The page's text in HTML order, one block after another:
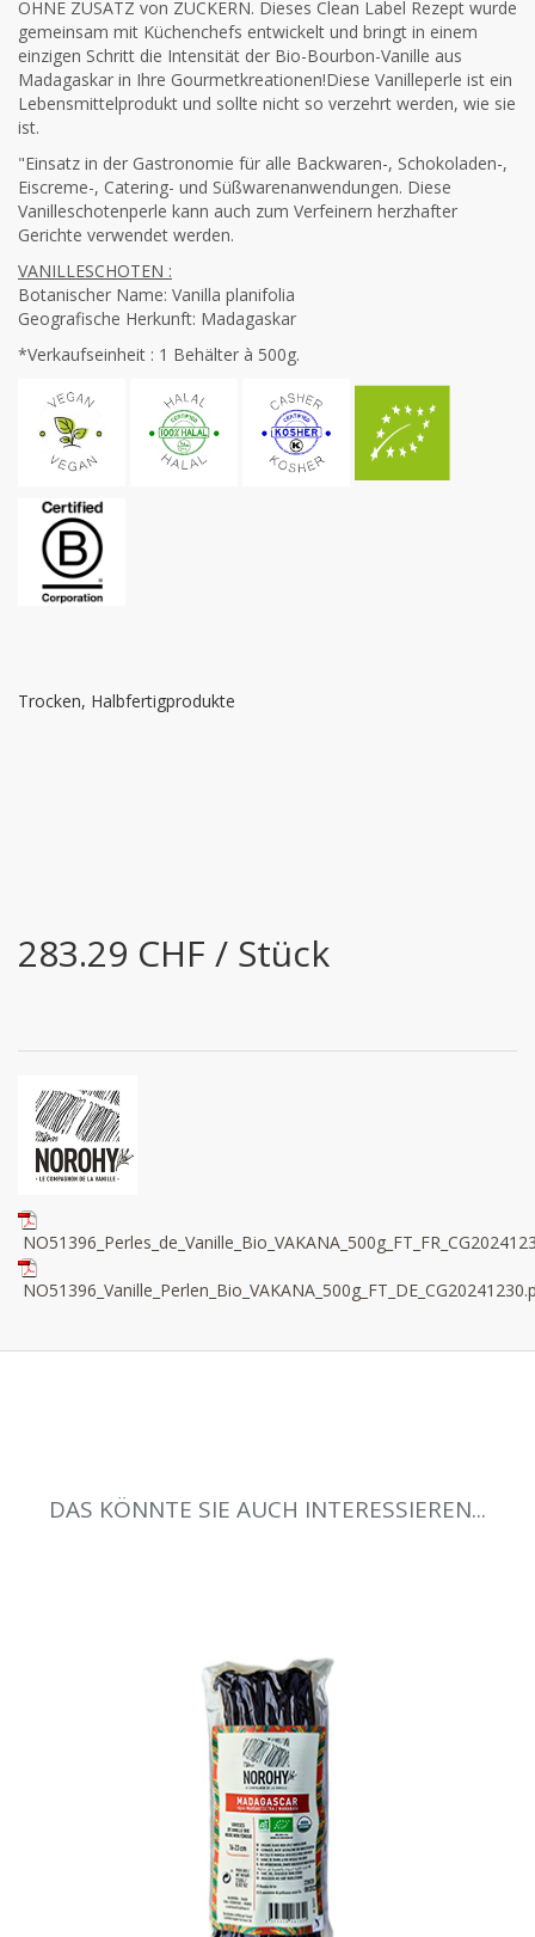
OHNE ZUSATZ von ZUCKERN. Dieses Clean Label Rezept wurde
gemeinsam mit Küchenchefs entwickelt und bringt in einem
einzigen Schritt die Intensität der Bio-Bourbon-Vanille aus
Madagaskar in Ihre Gourmetkreationen!Diese Vanilleperle ist ein
Lebensmittelprodukt und sollte nicht so verzehrt werden, wie sie
ist.
"Einsatz in der Gastronomie für alle Backwaren-, Schokoladen-,
Eiscreme-, Catering- und Süßwarenanwendungen. Diese
Vanilleschotenperle kann auch zum Verfeinern herzhafter
Gerichte verwendet werden.
VANILLESCHOTEN :
Botanischer Name: Vanilla planifolia
Geografische Herkunft: Madagaskar
*Verkaufseinheit : 1 Behälter à 500g.
Trocken, Halbfertigprodukte
283.29 CHF / Stück
DAS KÖNNTE SIE AUCH INTERESSIEREN...